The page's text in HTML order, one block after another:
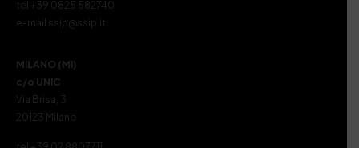
tel +39 0825 582740
e-mail ssip@ssip.it
MILANO (MI)
c/o UNIC
Via Brisa, 3
20123 Milano